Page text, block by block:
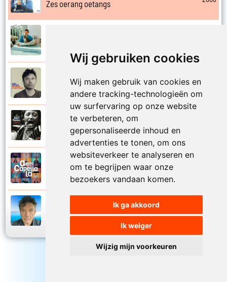
Wij gebruiken cookies
Wij maken gebruik van cookies en
andere tracking-technologieën om
uw surfervaring op onze website
te verbeteren, om
gepersonaliseerde inhoud en
advertenties te tonen, om ons
websiteverkeer te analyseren en
om te begrijpen waar onze
bezoekers vandaan komen.
Ik ga akkoord
Ik weiger
Wijzig mijn voorkeuren
Zes oerang oetangs
Bart Peeters
Zo van die zomerdagen
Bart Peeters
Zonder woorden
Bart Peeters en Impact Vocals
Zwemmen in de zee
Zwemmen in de zee
2024